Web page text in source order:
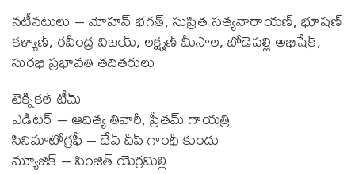
నటీనటులు – మోహన్ భగత్, సుప్రిత సత్యనారాయణ్, భూషణ్
కళ్యాణ్, రవీంద్ర విజయ్, లక్ష్మణ్ మీసాల, బోడెపల్లి అభిషేక్,
సురభి ప్రభావతి తదితరులు
టెక్నికల్ టీమ్
ఎడిటర్ – ఆదిత్య తివారీ, ప్రీతమ్ గాయత్రి
సినిమాటోగ్రఫీ – దేవ్ దీప్ గాంధీ కుందు
మ్యూజిక్ – సింజిత్ యెర్రమిల్లి